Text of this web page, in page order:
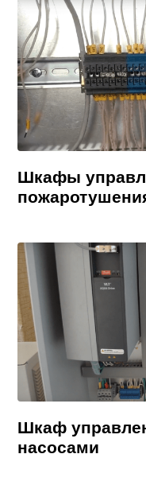
Шкафы
Шкаф
насосами